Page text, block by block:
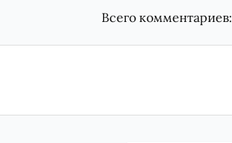
Всего комментариев: